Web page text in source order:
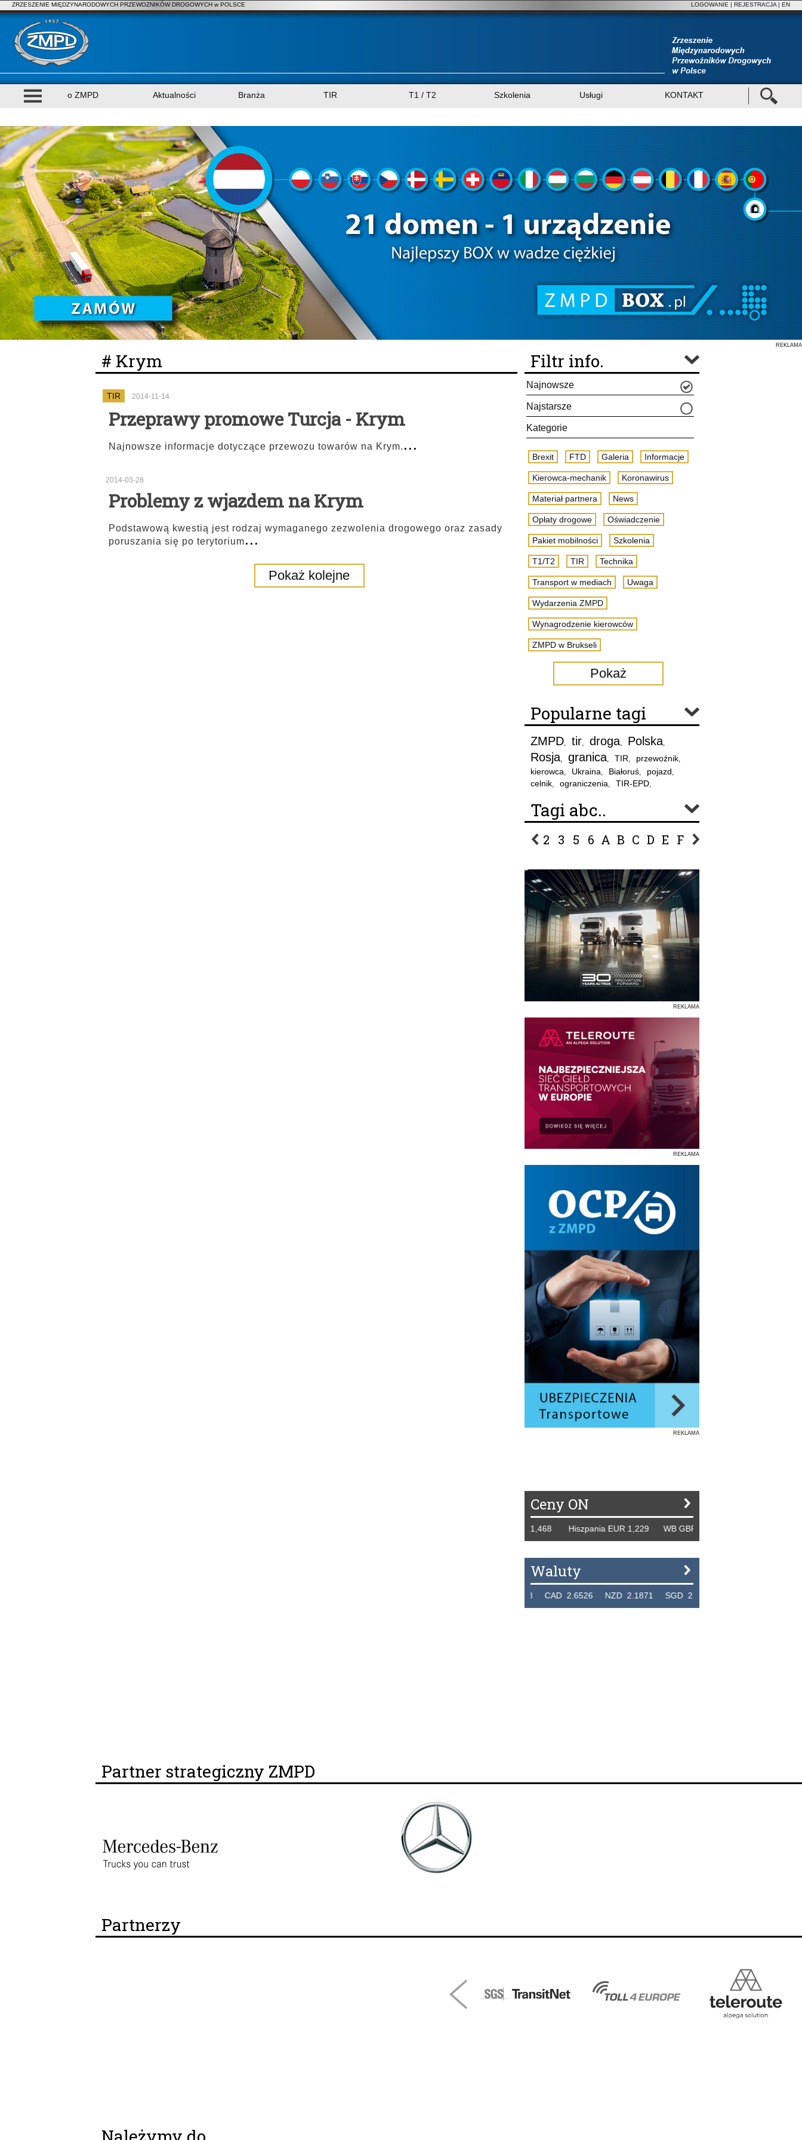
ZRZESZENIE MIĘDZYNARODOWYCH PRZEWOZNIKÓW DROGOWYCH w POLSCE LOGOWANIE | REJESTRACJA | EN
o ZMPD Aktualności Branża TIR T1 / T2 Szkolenia Usługi KONTAKT
REKLAMA
# Krym
TIR 2014-11-14
Przeprawy promowe Turcja - Krym
Najnowsze informacje dotyczące przewozu towarów na Krym. ...
2014-03-28
Problemy z wjazdem na Krym
Podstawową kwestią jest rodzaj wymaganego zezwolenia drogowego oraz zasady
poruszania się po terytorium...
Pokaż kolejne
Filtr info.
Najnowsze
Najstarsze
Kategorie
Brexit FTD Galeria Informacje
Kierowca-mechanik Koronawirus
Materiał partnera News
Opłaty drogowe Oświadczenie
Pakiet mobilności Szkolenia
T1/T2 TIR Technika
Transport w mediach Uwaga
Wydarzenia ZMPD
Wynagrodzenie kierowców
ZMPD w Brukseli
Pokaż
Popularne tagi
ZMPD, tir, droga, Polska,
Rosja, granica, TIR, przewoźnik,
kierowca, Ukraina, Białoruś, pojazd,
celnik, ograniczenia, TIR-EPD,
Tagi abc..
2 3 5 6 A B C D E F G
REKLAMA
REKLAMA
REKLAMA
Ceny ON
Tydzień 42/2019 r. Niemcy EUR 1,258 Francja EUR 1,468 Hiszpania EUR 1,229 WB GBP 1,318 Rosja RUB 46,150
Waluty
THB 0.1123 USD 3.7320 AUD 2.6284 HKD 0.4758 CAD 2.6526 NZD 2.1871 SGD 2.9103 EUR 4.3050 HUF
Partner strategiczny ZMPD
Partnerzy